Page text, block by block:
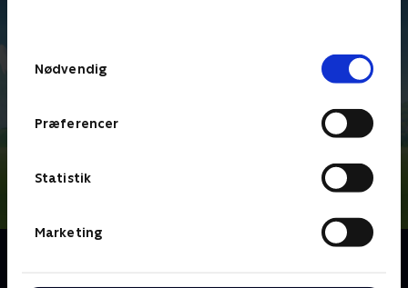
Nødvendig
Præferencer
Statistik
Marketing